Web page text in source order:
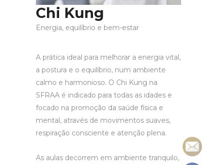
Chi Kung
Energia, equilíbrio e bem-estar
A prática ideal para melhorar a energia vital,
a postura e o equilíbrio, num ambiente
calmo e harmonioso. O Chi Kung na
SFRAA é indicado para todas as idades e
focado na promoção da saúde física e
mental, através de movimentos suaves,
respiração consciente e atenção plena.
As aulas decorrem em ambiente tranquilo,